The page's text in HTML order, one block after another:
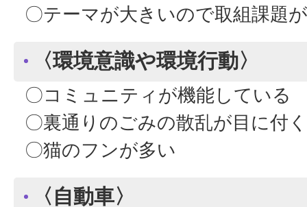
〇テーマが大きいので取組課題
〈環境意識や環境行動〉
〇コミュニティが機能している
〇裏通りのごみの散乱が目に付く
〇猫のフンが多い
〈自動車〉